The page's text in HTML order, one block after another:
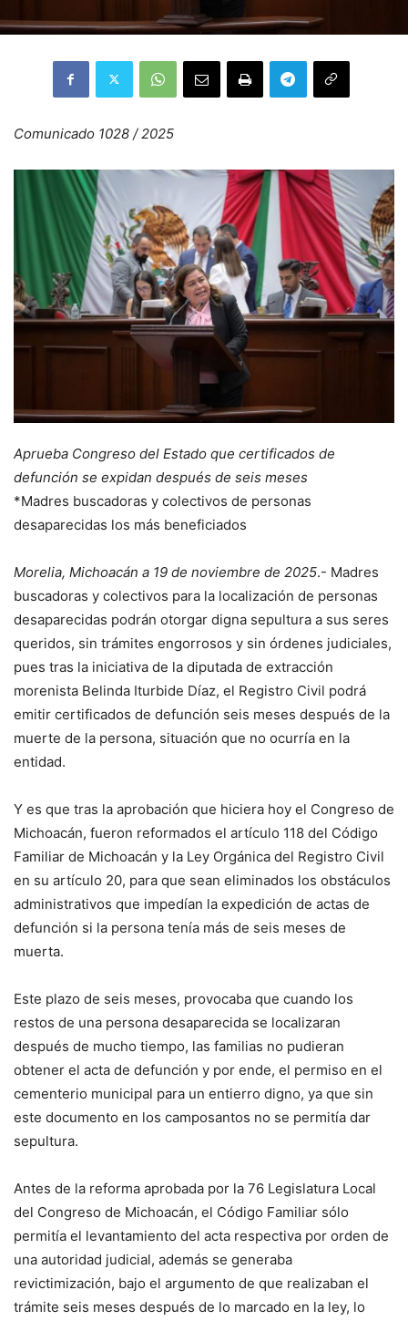
Comunicado 1028 / 2025
Aprueba Congreso del Estado que certificados de
defunción se expidan después de seis meses
*Madres buscadoras y colectivos de personas
desaparecidas los más beneficiados
Morelia, Michoacán a 19 de noviembre de 2025.- Madres
buscadoras y colectivos para la localización de personas
desaparecidas podrán otorgar digna sepultura a sus seres
queridos, sin trámites engorrosos y sin órdenes judiciales,
pues tras la iniciativa de la diputada de extracción
morenista Belinda Iturbide Díaz, el Registro Civil podrá
emitir certificados de defunción seis meses después de la
muerte de la persona, situación que no ocurría en la
entidad.
Y es que tras la aprobación que hiciera hoy el Congreso de
Michoacán, fueron reformados el artículo 118 del Código
Familiar de Michoacán y la Ley Orgánica del Registro Civil
en su artículo 20, para que sean eliminados los obstáculos
administrativos que impedían la expedición de actas de
defunción si la persona tenía más de seis meses de
muerta.
Este plazo de seis meses, provocaba que cuando los
restos de una persona desaparecida se localizaran
después de mucho tiempo, las familias no pudieran
obtener el acta de defunción y por ende, el permiso en el
cementerio municipal para un entierro digno, ya que sin
este documento en los camposantos no se permitía dar
sepultura.
Antes de la reforma aprobada por la 76 Legislatura Local
del Congreso de Michoacán, el Código Familiar sólo
permitía el levantamiento del acta respectiva por orden de
una autoridad judicial, además se generaba
revictimización, bajo el argumento de que realizaban el
trámite seis meses después de lo marcado en la ley, lo